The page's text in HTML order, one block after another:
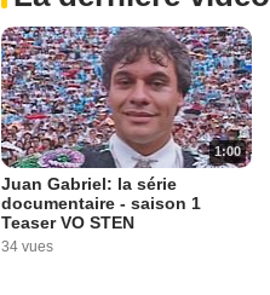
1:00
Juan Gabriel: la série
documentaire - saison 1
Teaser VO STEN
34 vues